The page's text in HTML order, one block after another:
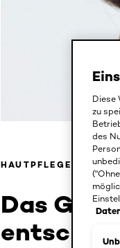
HAUTPFLEGE
Das
Diese
zu
des